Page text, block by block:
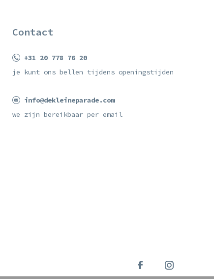
Contact
+31 20 778 76 20
je kunt ons bellen tijdens openingstijden
info@dekleineparade.com
we zijn bereikbaar per email